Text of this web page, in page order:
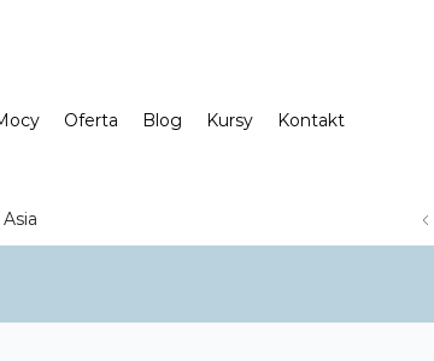
Oferta Blog Kursy Kontakt